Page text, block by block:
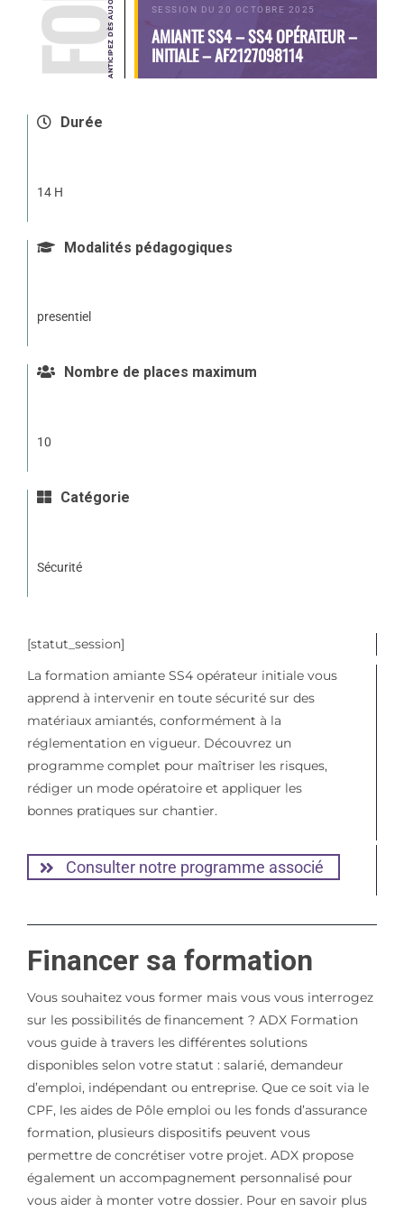
SESSION DU 20 OCTOBRE 2025
AMIANTE SS4 – SS4 OPÉRATEUR –
INITIALE – AF2127098114
Durée
14 H
Modalités pédagogiques
presentiel
Nombre de places maximum
10
Catégorie
Sécurité
[statut_session]
La formation amiante SS4 opérateur initiale vous
apprend à intervenir en toute sécurité sur des
matériaux amiantés, conformément à la
réglementation en vigueur. Découvrez un
programme complet pour maîtriser les risques,
rédiger un mode opératoire et appliquer les
bonnes pratiques sur chantier.
Consulter notre programme associé
Financer sa formation
Vous souhaitez vous former mais vous vous interrogez
sur les possibilités de financement ? ADX Formation
vous guide à travers les différentes solutions
disponibles selon votre statut : salarié, demandeur
d’emploi, indépendant ou entreprise. Que ce soit via le
CPF, les aides de Pôle emploi ou les fonds d’assurance
formation, plusieurs dispositifs peuvent vous
permettre de concrétiser votre projet. ADX propose
également un accompagnement personnalisé pour
vous aider à monter votre dossier. Pour en savoir plus